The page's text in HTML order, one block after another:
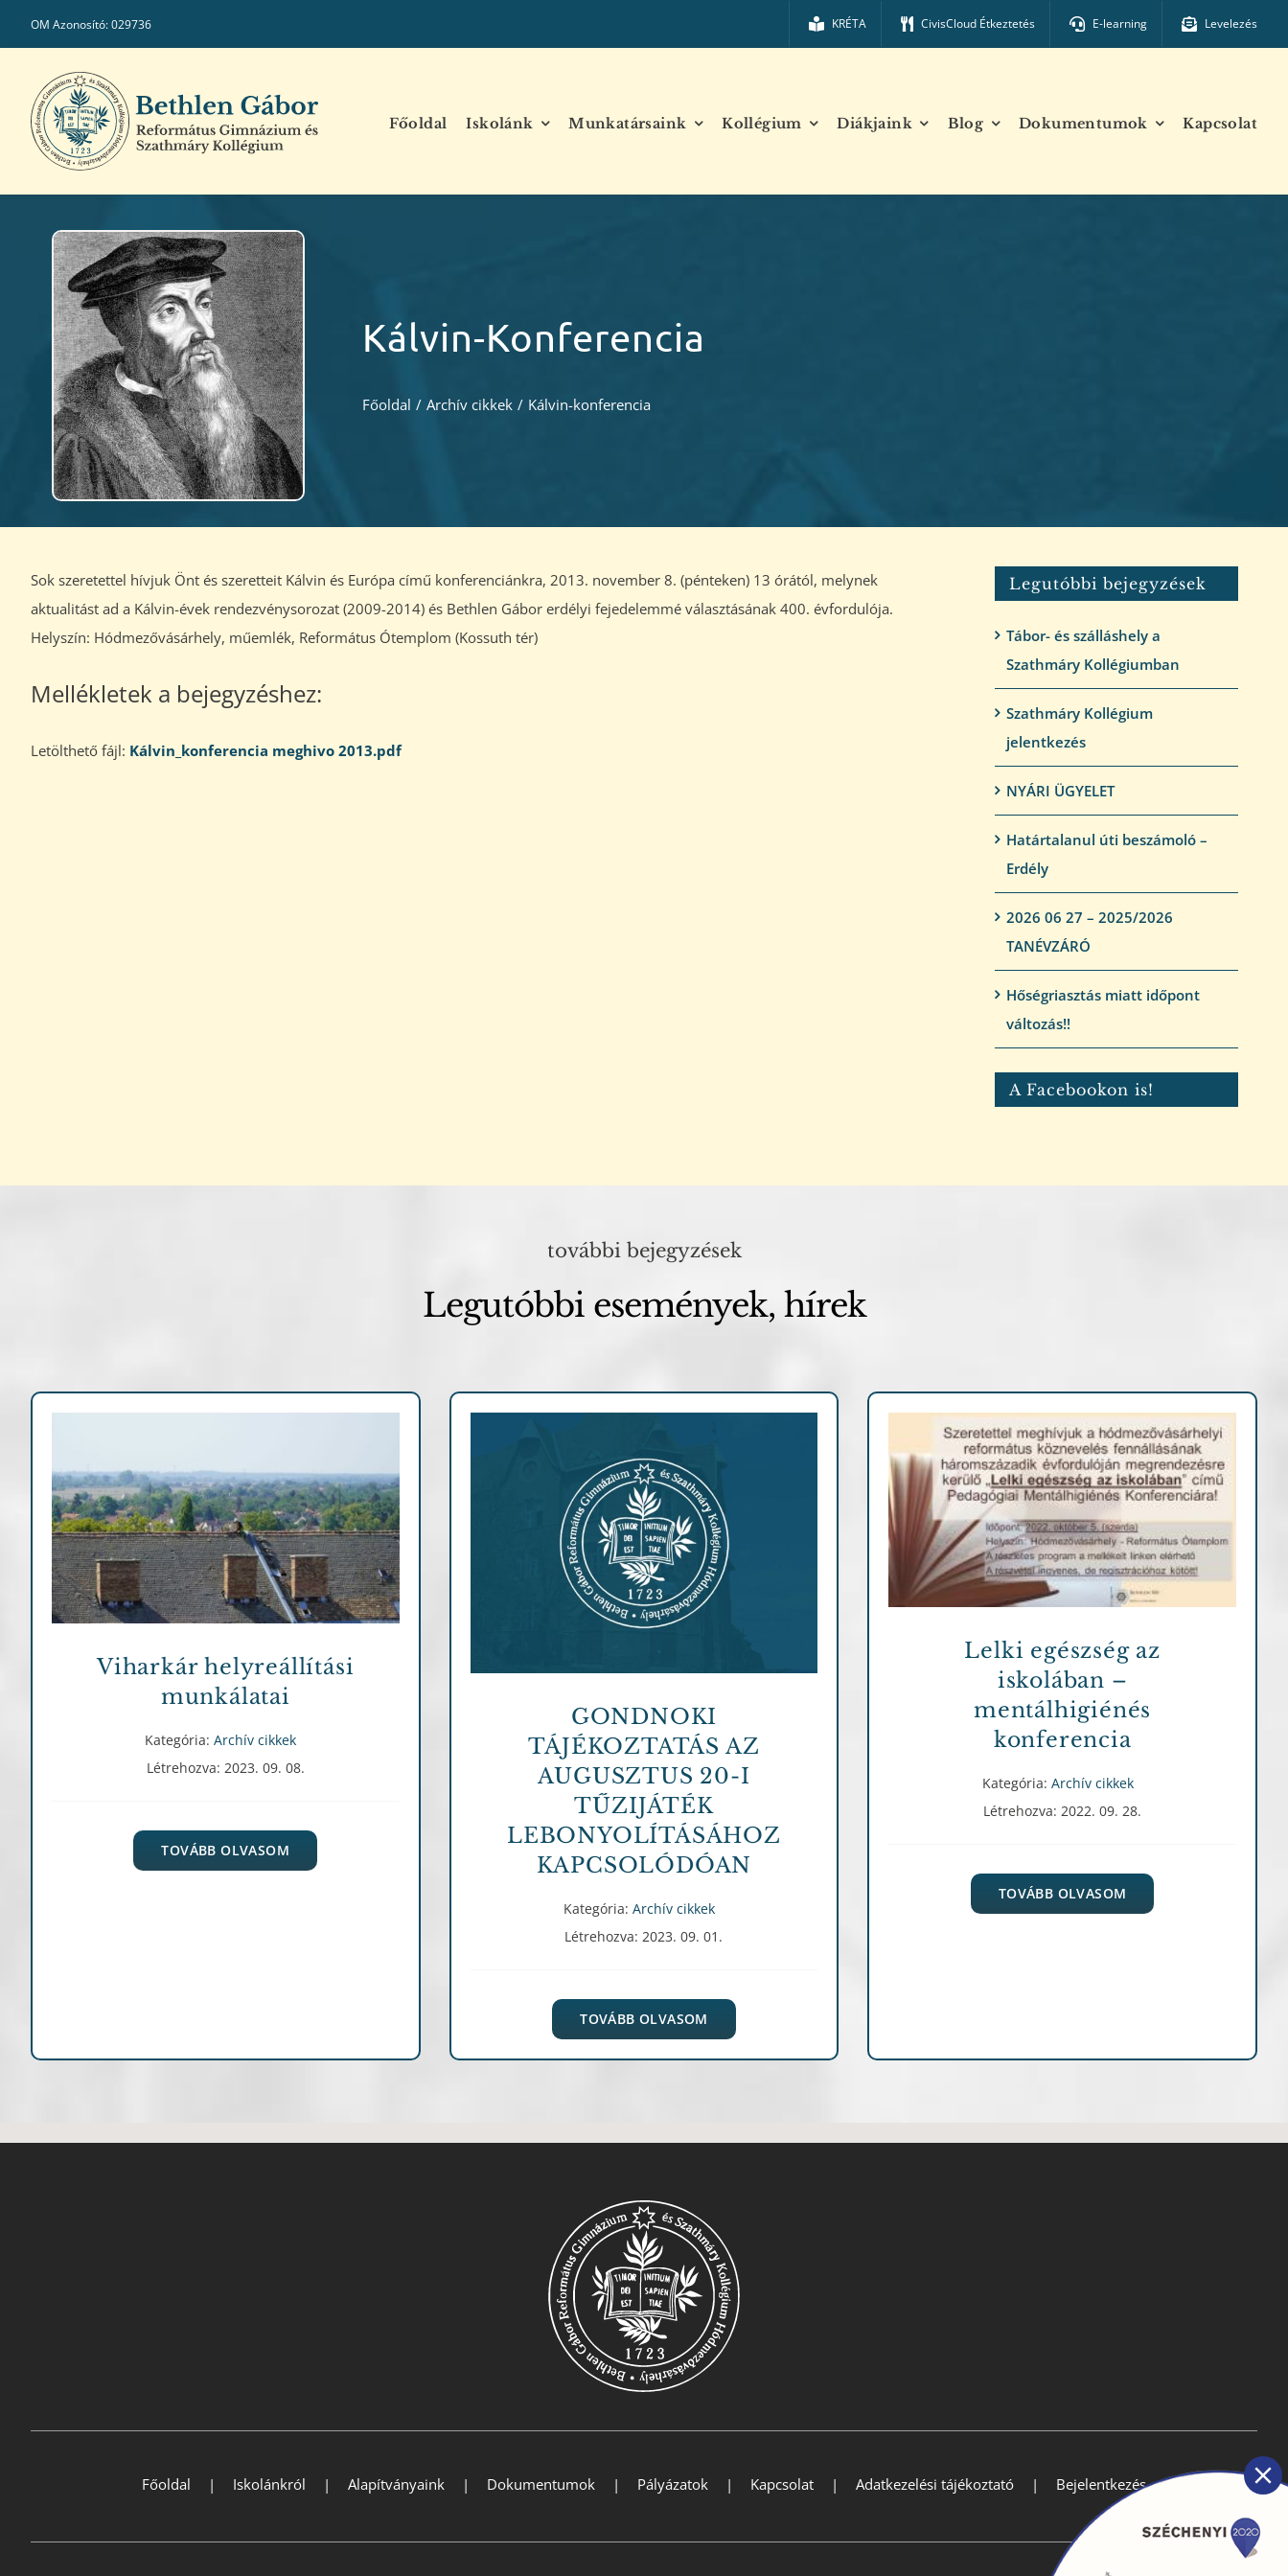
OM Azonosító: 029736 KRÉTA CivisCloud Étkeztetés E-learning Levelezés
Főoldal Iskolánk Munkatársaink Kollégium Diákjaink Blog Dokumentumok Kapcsolat
Kálvin-Konferencia
Főoldal / Archív cikkek / Kálvin-konferencia
Sok szeretettel hívjuk Önt és szeretteit Kálvin és Európa című konferenciánkra, 2013. november 8. (pénteken) 13 órától, melynek
aktualitást ad a Kálvin-évek rendezvénysorozat (2009-2014) és Bethlen Gábor erdélyi fejedelemmé választásának 400. évfordulója.
Helyszín: Hódmezővásárhely, műemlék, Református Ótemplom (Kossuth tér)
Mellékletek a bejegyzéshez:
Letölthető fájl: Kálvin_konferencia meghivo 2013.pdf
Legutóbbi bejegyzések
Tábor- és szálláshely a
Szathmáry Kollégiumban
Szathmáry Kollégium
jelentkezés
NYÁRI ÜGYELET
Határtalanul úti beszámoló –
Erdély
2026 06 27 – 2025/2026
TANÉVZÁRÓ
Hőségriasztás miatt időpont
változás!!
A Facebookon is!
további bejegyzések
Legutóbbi események, hírek
Archív cikkek
Viharkár helyreállítási
munkálatai
Kategória:Archív cikkek
Létrehozva: 2023. 09. 08.
TOVÁBB OLVASOM
Archív cikkek
GONDNOKI
TÁJÉKOZTATÁS AZ
AUGUSZTUS 20-I
TŰZIJÁTÉK
LEBONYOLÍTÁSÁHOZ
KAPCSOLÓDÓAN
Kategória: Archív cikkek
Létrehozva: 2023. 09. 01.
TOVÁBB OLVASOM
Archív cikkek
Lelki egészség az
iskolában –
mentálhigiénés
konferencia
Kategória: Archív cikkek
Létrehozva: 2022. 09. 28.
TOVÁBB OLVASOM
Főoldal Iskolánkról Alapítványaink Dokumentumok Pályázatok Kapcsolat Adatkezelési tájékoztató Bejelentkezés